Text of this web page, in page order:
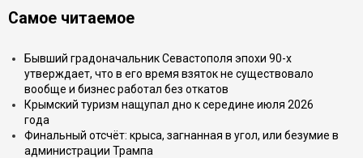
Самое читаемое
Бывший градоначальник Севастополя эпохи 90-х
утверждает, что в его время взяток не существовало
вообще и бизнес работал без откатов
Крымский туризм нащупал дно к середине июля 2026
года
Финальный отсчёт: крыса, загнанная в угол, или безумие в
администрации Трампа